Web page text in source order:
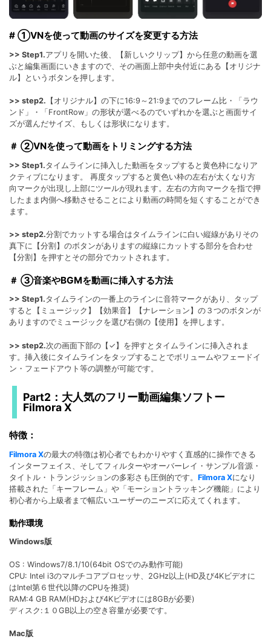
# ①VNを使って動画のサイズを変更する方法
>> Step1.アプリを開いた後、【新しいクリップ】から任意の動画を選
ぶと編集画面にいきますので、その画面上部中央付近にある【オリジナ
ル】というボタンを押します。
>> step2. 【オリジナル】の下に16:9～21:9までのフレーム比・「ラウ
ンド」・「FrontRow」の形状が選べるのでいずれかを選ぶと画面サイ
ズが選んだサイズ、もしくは形状になります。
＃ ②VNを使って動画をトリミングする方法
>> Step1. タイムラインに挿入した動画をタップすると黄色枠になりア
クティブになります。 再度タップすると黄色い枠の左右が太くなり方
向マークが出現し上部にツールが現れます。左右の方向マークを指で押
したまま内側へ移動させることにより動画の時間を短くすることができ
ます。
>> step2.分割でカットする場合はタイムラインに白い縦線がありその
真下に【分割】のボタンがありますの縦線にカットする部分を合わせ
【分割】を押すとその部分でカットされます。
＃ ③音楽やBGMを動画に挿入する方法
>> Step1. タイムラインの一番上のラインに音符マークがあり、タップ
すると【ミュージック】【効果音】【ナレーション】の３つのボタンが
ありますのでミュージックを選び右側の【使用】を押します。
>> step2.次の画面下部の【✓】を押すとタイムラインに挿入されま
す。挿入後にタイムラインをタップすることでボリュームやフェードイ
ン・フェードアウト等の調整が可能です。
Part2：大人気のフリー動画編集ソフトー
Filmora X
特徴：
Filmora Xの最大の特徴は初心者でもわかりやすく直感的に操作できる
インターフェイス、そしてフィルターやオーバーレイ・サンプル音源・
タイトル・トランジッションの多彩さも圧倒的です。 Filmora Xになり
搭載された「キーフレーム」や「モーショントラッキング機能」により
初心者から上級者まで幅広いユーザーのニーズに応えてくれます。
動作環境
Windows版
OS : Windows7/8.1/10(64bit OSでのみ動作可能)
CPU: Intel i3のマルチコアプロセッサ、2GHz以上(HD及び4Kビデオに
はIntel第６世代以降のCPUを推奨)
RAM:4 GB RAM(HDおよび4Kビデオには8GBが必要)
ディスク:１０GB以上の空き容量が必要です。
Mac版